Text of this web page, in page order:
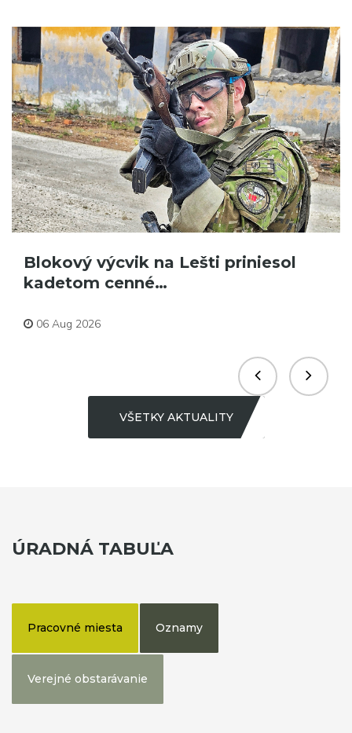
Blokový výcvik na Lešti priniesol
kadetom cenné…
06 Aug 2026
VŠETKY AKTUALITY
ÚRADNÁ TABUĽA
Pracovné miesta Oznamy
Verejné obstarávanie